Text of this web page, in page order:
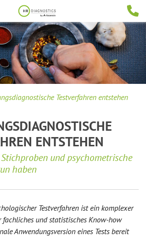
Testverfahren entstehen
ENTSTEHEN
und psychometrische
haben
Testverfahren ist ein komplexer
fachliches und statistisches Know-how
Anwendungsversion eines Tests bereit